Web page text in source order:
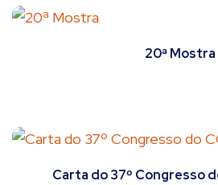
20ª Mostra
Carta do 37º Congresso